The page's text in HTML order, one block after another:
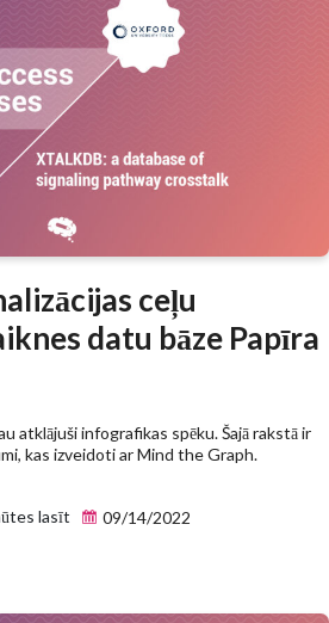
ceļu
datu bāze Papīra
atklājuši infografikas spēku. Šajā rakstā ir
kas izveidoti ar Mind the Graph.
lasīt 09/14/2022